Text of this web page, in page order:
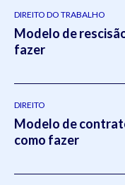
DIREITO DO TRABALHO
Modelo de
fazer
DIREITO
Modelo de
como fazer